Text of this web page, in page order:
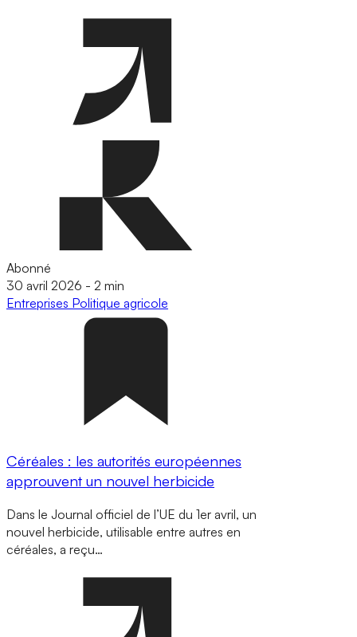
Abonné
30 avril 2026 - 2 min
Entreprises Politique agricole
Céréales : les autorités européennes
approuvent un nouvel herbicide
Dans le Journal officiel de l’UE du 1er avril, un
nouvel herbicide, utilisable entre autres en
céréales, a reçu…